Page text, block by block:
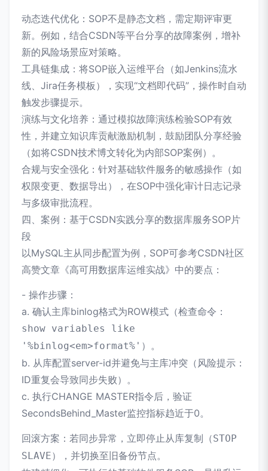
动态迭代优化：SOP不是静态文档，需定期评审更
新。例如，结合CSDN等平台分享的故障案例，增补
新的风险场景应对策略。
工具链集成：将SOP嵌入运维平台（如Jenkins流水
线、Jira任务模板），实现“文档即代码”，操作时自动
触发步骤提示。
演练与文化培养：通过模拟故障演练检验SOP有效
性，并建立知识库贡献激励机制，鼓励团队分享经验
（如将CSDN技术博文转化为内部SOP案例）。
合规与安全强化：针对基础软件服务的敏感操作（如
权限变更、数据导出），在SOP中强化审计日志记录
与多级审批流程。
四、案例：基于CSDN实践分享的数据库服务SOP片
段
以MySQL主从同步配置为例，SOP可参考CSDN社区
高赞文章《高可用数据库运维实战》中的要点：
- 操作步骤：
a. 确认主库binlog格式为ROW模式（检查命令：
show variables like
'%binlog<em>format%' ）。
b. 从库配置server-id并避免与主库冲突（风险提示：
ID重复会导致同步失败）。
c. 执行CHANGE MASTER指令后，验证
SecondsBehind_Master监控指标趋近于0。
回滚方案：若同步异常，立即停止从库复制（STOP
SLAVE），并切换至旧备份节点。